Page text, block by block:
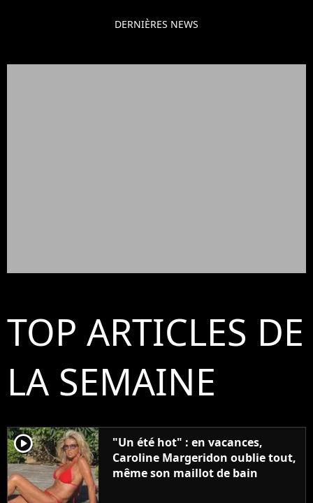
DERNIÈRES NEWS
TOP ARTICLES DE
LA SEMAINE
player2
"Un été hot" : en vacances,
Caroline Margeridon oublie tout,
même son maillot de bain